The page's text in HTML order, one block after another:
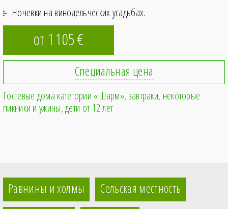
Ночевки на винодельческих усадьбах.
от 1 105€
Специальная цена
Гостевые дома категории «Шарм» завтраки, некоторые
пикники и ужины дети от 12 лет
Равнины и холмы
Сельская местность